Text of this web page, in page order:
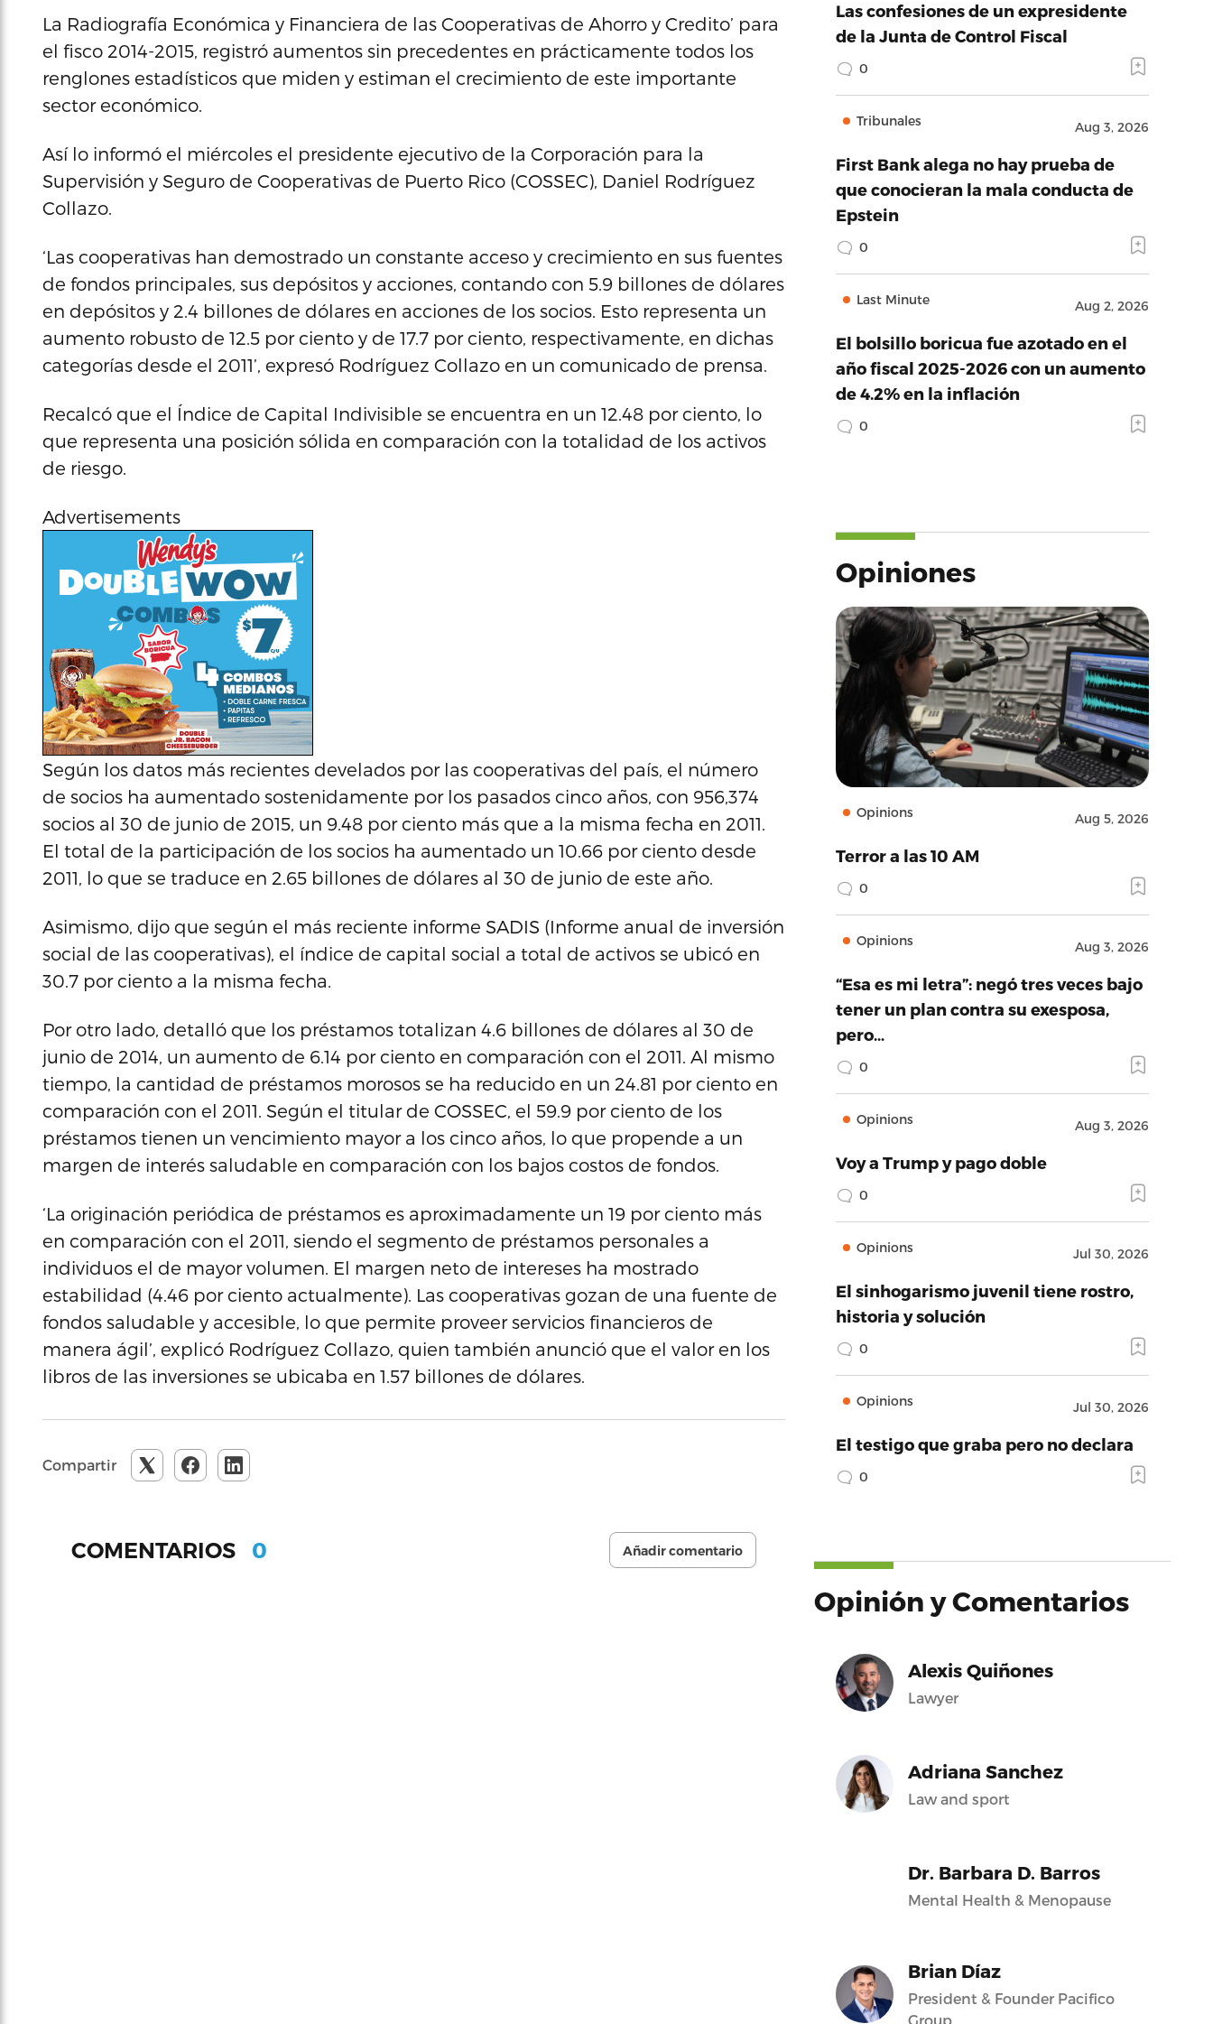
La Radiografía Económica y Financiera de las Cooperativas de Ahorro y Credito’ para
el fisco 2014-2015, registró aumentos sin precedentes en prácticamente todos los
renglones estadísticos que miden y estiman el crecimiento de este importante
sector económico.
Así lo informó el miércoles el presidente ejecutivo de la Corporación para la
Supervisión y Seguro de Cooperativas de Puerto Rico (COSSEC), Daniel Rodríguez
Collazo.
‘Las cooperativas han demostrado un constante acceso y crecimiento en sus fuentes
de fondos principales, sus depósitos y acciones, contando con 5.9 billones de dólares
en depósitos y 2.4 billones de dólares en acciones de los socios. Esto representa un
aumento robusto de 12.5 por ciento y de 17.7 por ciento, respectivamente, en dichas
categorías desde el 2011’, expresó Rodríguez Collazo en un comunicado de prensa.
Recalcó que el Índice de Capital Indivisible se encuentra en un 12.48 por ciento, lo
que representa una posición sólida en comparación con la totalidad de los activos
de riesgo.
Advertisements
Según los datos más recientes develados por las cooperativas del país, el número
de socios ha aumentado sostenidamente por los pasados cinco años, con 956,374
socios al 30 de junio de 2015, un 9.48 por ciento más que a la misma fecha en 2011.
El total de la participación de los socios ha aumentado un 10.66 por ciento desde
2011, lo que se traduce en 2.65 billones de dólares al 30 de junio de este año.
Asimismo, dijo que según el más reciente informe SADIS (Informe anual de inversión
social de las cooperativas), el índice de capital social a total de activos se ubicó en
30.7 por ciento a la misma fecha.
Por otro lado, detalló que los préstamos totalizan 4.6 billones de dólares al 30 de
junio de 2014, un aumento de 6.14 por ciento en comparación con el 2011. Al mismo
tiempo, la cantidad de préstamos morosos se ha reducido en un 24.81 por ciento en
comparación con el 2011. Según el titular de COSSEC, el 59.9 por ciento de los
préstamos tienen un vencimiento mayor a los cinco años, lo que propende a un
margen de interés saludable en comparación con los bajos costos de fondos.
‘La originación periódica de préstamos es aproximadamente un 19 por ciento más
en comparación con el 2011, siendo el segmento de préstamos personales a
individuos el de mayor volumen. El margen neto de intereses ha mostrado
estabilidad (4.46 por ciento actualmente). Las cooperativas gozan de una fuente de
fondos saludable y accesible, lo que permite proveer servicios financieros de
manera ágil’, explicó Rodríguez Collazo, quien también anunció que el valor en los
libros de las inversiones se ubicaba en 1.57 billones de dólares.
Compartir
COMENTARIOS 0 Añadir comentario
Las confesiones de un expresidente
de la Junta de Control Fiscal
0
Tribunales Aug 3, 2026
First Bank alega no hay prueba de
que conocieran la mala conducta de
Epstein
0
Last Minute Aug 2, 2026
El bolsillo boricua fue azotado en el
año fiscal 2025-2026 con un aumento
de 4.2% en la inflación
0
Opiniones
Opinions Aug 5, 2026
Terror a las 10 AM
0
Opinions Aug 3, 2026
“Esa es mi letra”: negó tres veces bajo
tener un plan contra su exesposa,
pero…
0
Opinions Aug 3, 2026
Voy a Trump y pago doble
0
Opinions Jul 30, 2026
El sinhogarismo juvenil tiene rostro,
historia y solución
0
Opinions Jul 30, 2026
El testigo que graba pero no declara
0
Opinión y Comentarios
Alexis Quiñones
Lawyer
Adriana Sanchez
Law and sport
Dr. Barbara D. Barros
Mental Health & Menopause
Brian Díaz
President & Founder Pacifico
Group